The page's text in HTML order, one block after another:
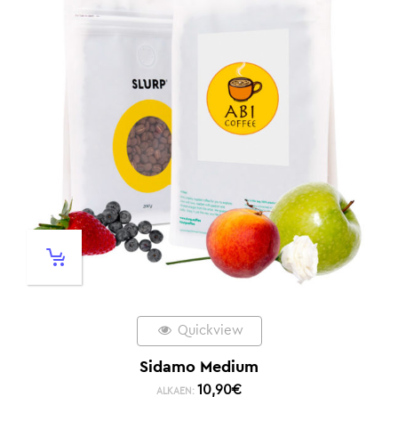
Quickview
Sidamo Medium
ALKAEN: 10,90€